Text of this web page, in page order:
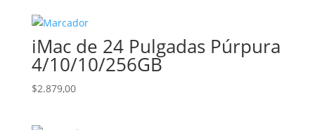
iMac de 24 Pulgadas Púrpura
4/10/10/256GB
$2.879,00